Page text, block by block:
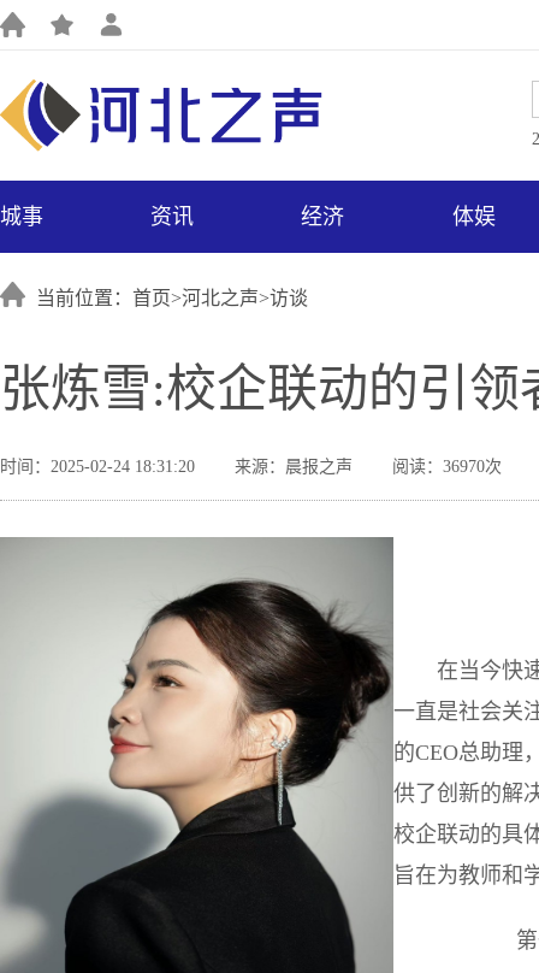
城事 资讯 经济 体娱
当前位置：首页>河北之声>访谈
张炼雪:校企联动的引
时间：2025-02-24 18:31:20 来源：晨报之声 阅读：36970次
在当今快
一直是社会关
的CEO总助理
供了创新的解
校企联动的具
旨在为教师和